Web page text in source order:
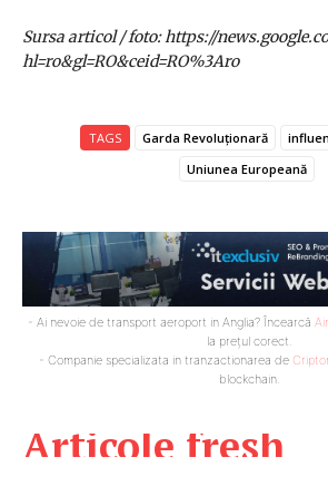
Articole fresh
Sursa articol / foto: https://
hl=ro&gl=RO&ceid=RO%3Aro
TAGS Garda Revoluționară
Uniunea Europeană
- Ai nevoie de transport aeroport in Anglia? Încearcă
la prețul corect.
- Companie specializata in tranzactionarea de
blockchain.